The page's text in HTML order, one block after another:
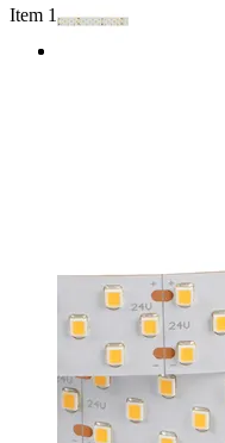
Item 1 of 2